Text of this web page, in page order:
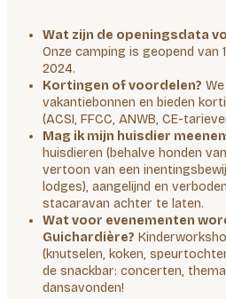
Wat zijn de openingsdata
Onze camping is geopend
2024.
Kortingen of voordelen?
vakantiebonnen en bieden
(ACSI, FFCC, ANWB, CE-
Mag ik mijn huisdier
huisdieren (behalve honden
vertoon van een
lodges), aangelijnd en
stacaravan achter te laten.
Wat voor evenementen
Guichardière?
(knutselen, koken,
de snackbar: concerten,
dansavonden!